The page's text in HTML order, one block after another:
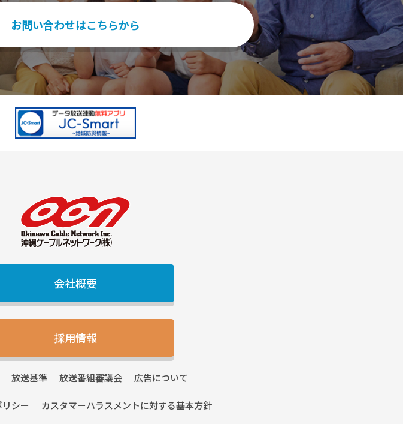
お問い合わせはこちらから
会社概要
採用情報
放送基準 放送番組審議会 広告について
シー カスタマーハラスメントに対する基本方針